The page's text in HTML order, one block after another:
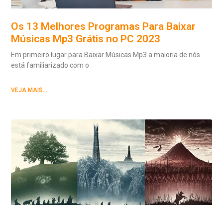
Os 13 Melhores Programas Para Baixar
Músicas Mp3 Grátis no PC 2023
Em primeiro lugar para Baixar Músicas Mp3 a maioria de nós
está familiarizado com o
VEJA MAIS...